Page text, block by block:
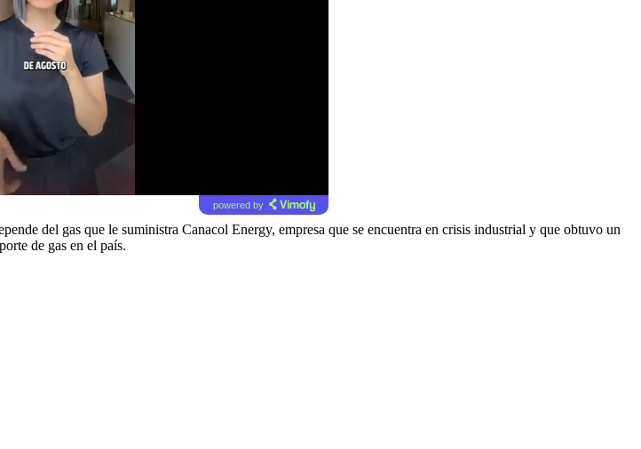
powered by
del gas que le suministra Canacol Energy, empresa que se encuentra en crisis industrial y que obtuvo un
de gas en el país.